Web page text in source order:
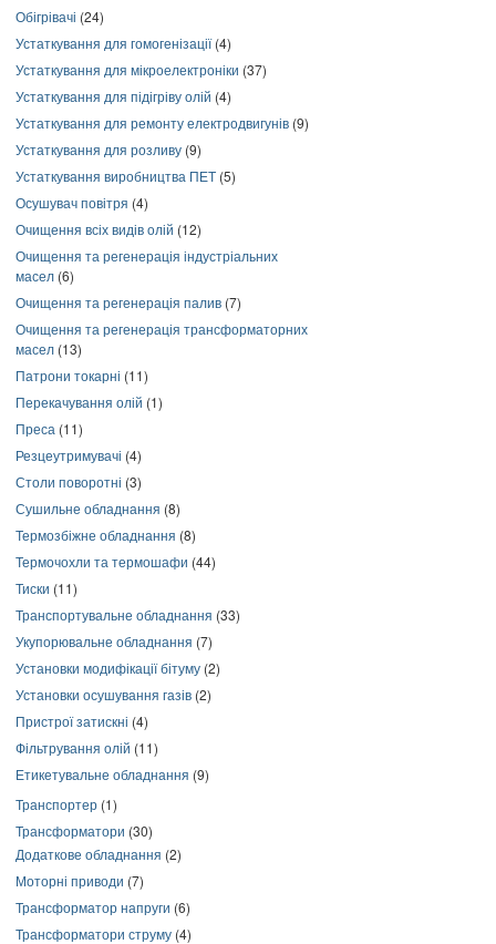
Обігрівачі (24)
Устаткування для гомогенізації(4)
Устаткування для мікроелектроніки (37)
Устаткування для підігріву олій (4)
Устаткування для ремонту електродвигунів (9)
Устаткування для розливу (9)
Устаткування виробництва ПЕТ (5)
Осушувач повітря (4)
Очищення всіх видів олій (12)
Очищення та регенерація індустріальних
масел (6)
Очищення та регенерація палив (7)
Очищення та регенерація трансформаторних
масел (13)
Патрони токарні (11)
Перекачування олій (1)
Преса (11)
Резцеутримувачі (4)
Столи поворотні (3)
Сушильне обладнання (8)
Термозбіжне обладнання (8)
Термочохли та термошафи (44)
Тиски (11)
Транспортувальне обладнання (33)
Укупорювальне обладнання (7)
Установки модифікації бітуму (2)
Установки осушування газів (2)
Пристрої затискні (4)
Фільтрування олій (11)
Етикетувальне обладнання (9)
Транспортер (1)
Трансформатори (30)
Додаткове обладнання (2)
Моторні приводи (7)
Трансформатор напруги (6)
Трансформатори струму (4)